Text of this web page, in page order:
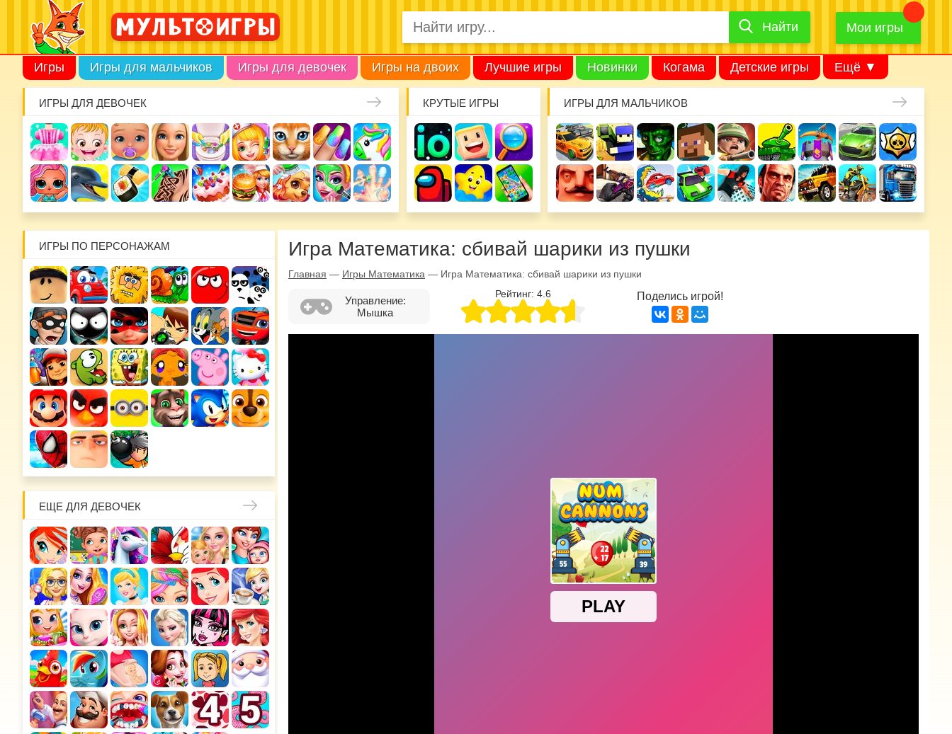
Найти
Найти Мои игры
Игры Игры для мальчиков Игры для девочек Игры на двоих Лучшие игры Новинки Когама Детские игры Ещё ▼
ИГРЫ ДЛЯ ДЕВОЧЕК КРУТЫЕ ИГРЫ ИГРЫ ДЛЯ МАЛЬЧИКОВ
ИГРЫ ПО ПЕРСОНАЖАМ
ЕЩЕ ДЛЯ ДЕВОЧЕК
Игра Математика: сбивай шарики из пушки
Главная — Игры Математика — Игра Математика: сбивай шарики из пушки
Управление:
Мышка
Рейтинг: 4.6 Поделись игрой!